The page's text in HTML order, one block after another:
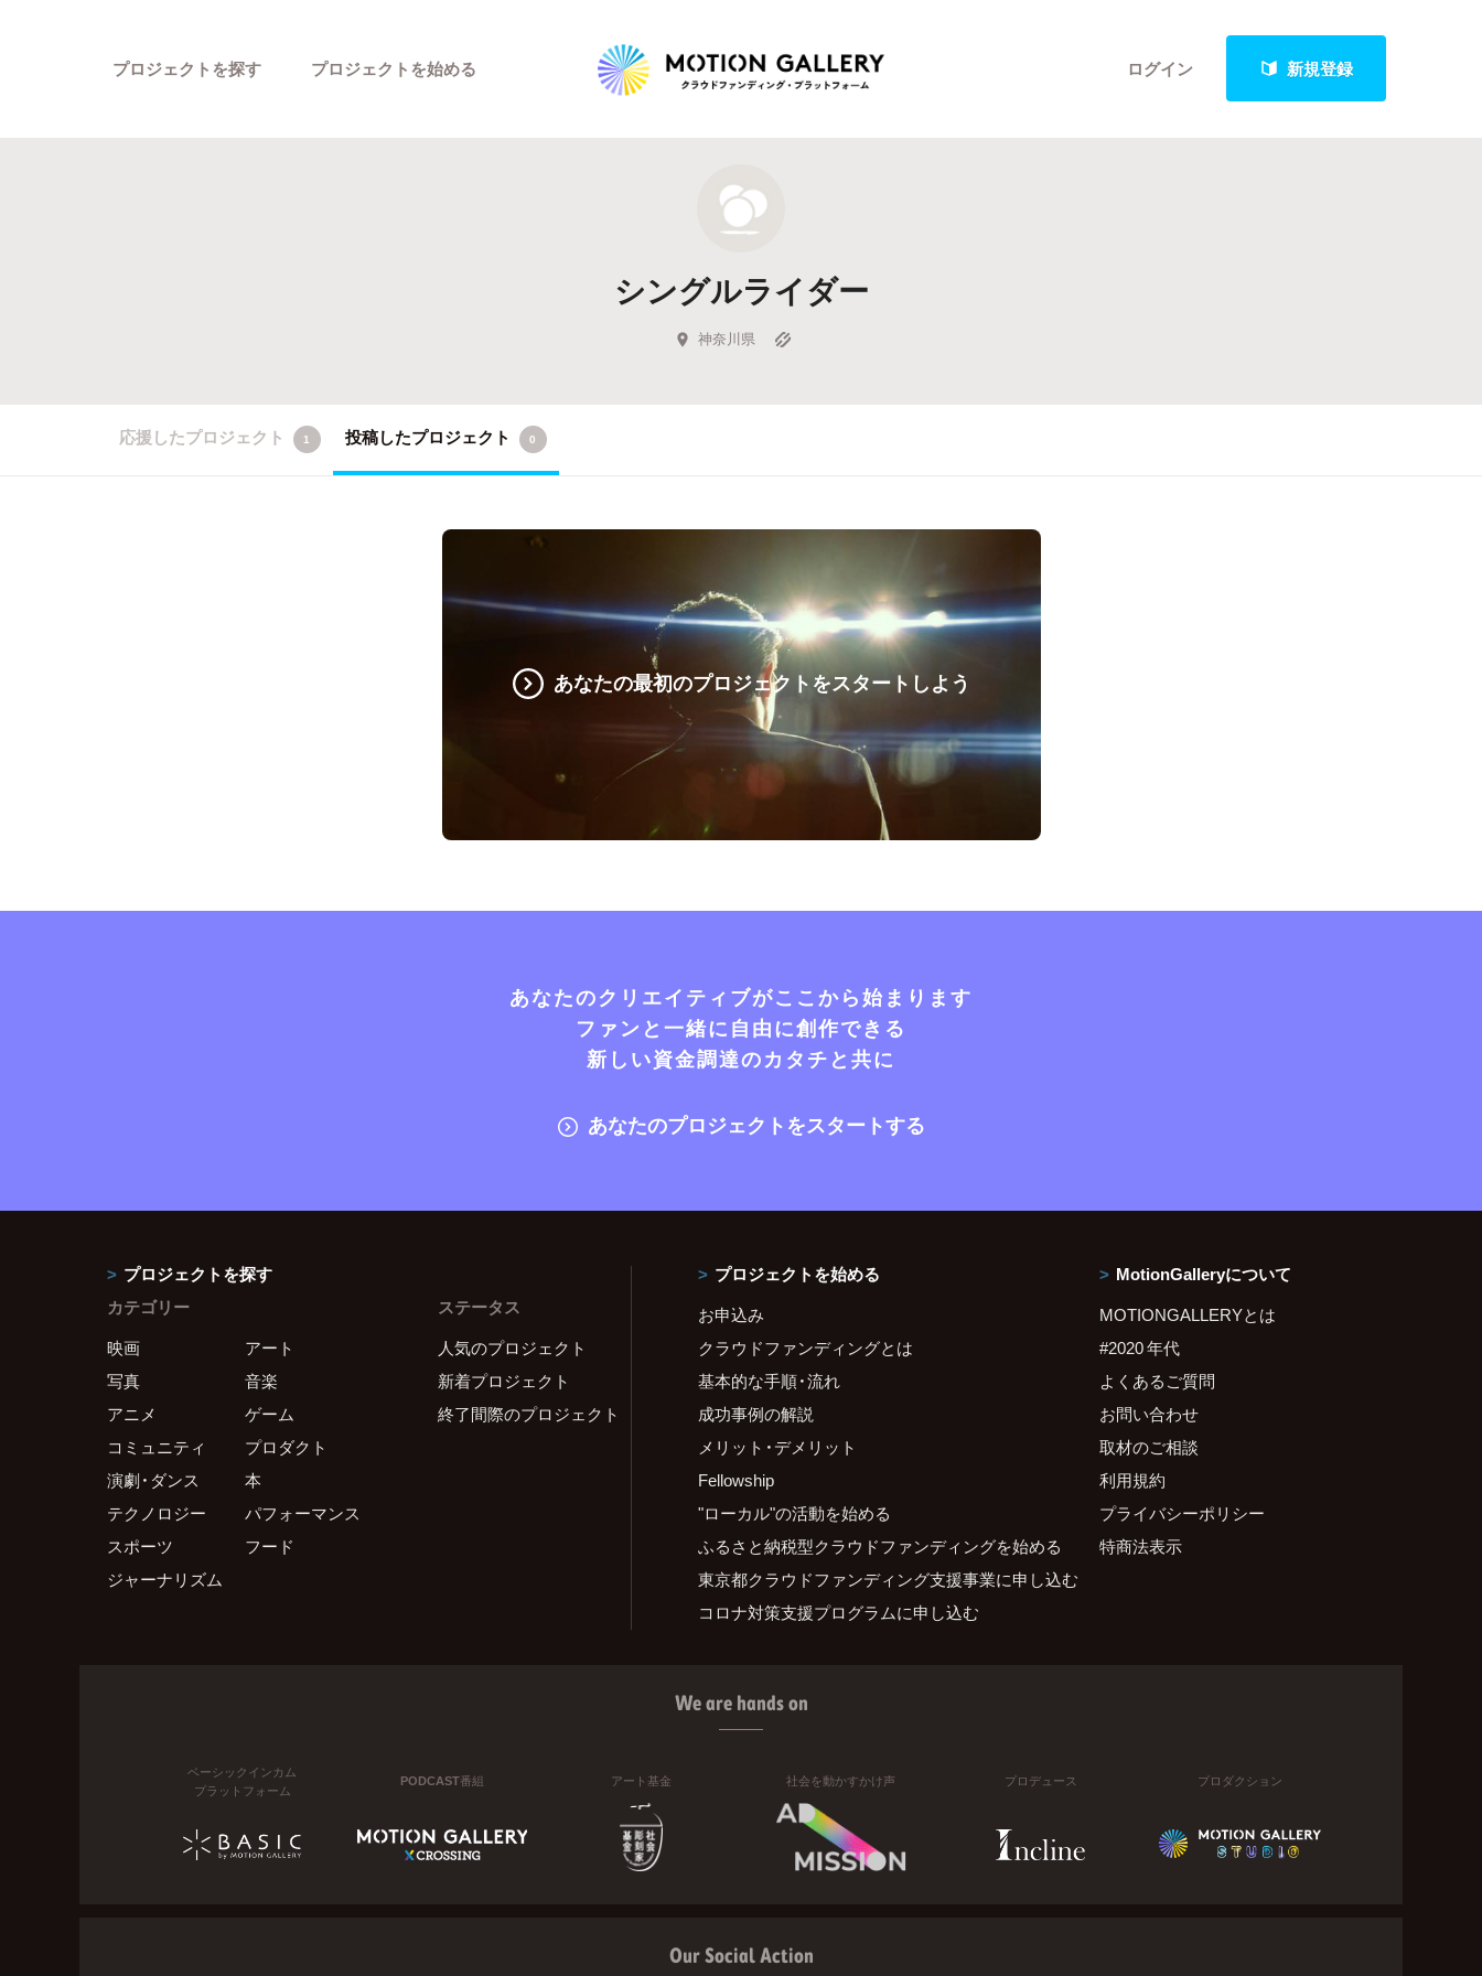
ログイン 新規登録
プロジェクトを探す
新着プロジェクト
Feature
キュレーターから探す
プロジェクトを始める
シングルライダー
神奈川県
応援したプロジェクト 1 投稿したプロジェクト 0
あなたの最初のプロジェクトをスタートしよう
あなたのクリエイティブがここから始まります
ファンと一緒に自由に創作できる
新しい資金調達のカタチと共に
あなたのプロジェクトをスタートする
プロジェクトを探す
カテゴリー
映画
アート
写真
音楽
アニメ
ゲーム
コミュニティ
プロダクト
演劇・ダンス
本
テクノロジー
パフォーマンス
スポーツ
フード
ジャーナリズム
ステータス
人気のプロジェクト
新着プロジェクト
終了間際のプロジェクト
プロジェクトを始める
お申込み
クラウドファンディングとは
基本的な手順・流れ
成功事例の解説
メリット・デメリット
Fellowship
"ローカル"の活動を始める
ふるさと納税型クラウドファンディングを始める
東京都クラウドファンディング支援事業に申し込む
コロナ対策支援プログラムに申し込む
MotionGalleryについて
MOTIONGALLERYとは
#2020 年代
よくあるご質問
お問い合わせ
取材のご相談
利用規約
プライバシーポリシー
特商法表示
We are hands on
ベーシックインカム
プラットフォーム
PODCAST番組 アート基金 社会を動かすかけ声 プロデュース プロダクション
Our Social Action